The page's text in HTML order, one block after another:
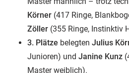
Körner (417 Ringe,
Zöller (355 Ringe, Instinktiv
3. Plätze belegten Julius
Junioren) und Janine Kunz
Master weiblich).